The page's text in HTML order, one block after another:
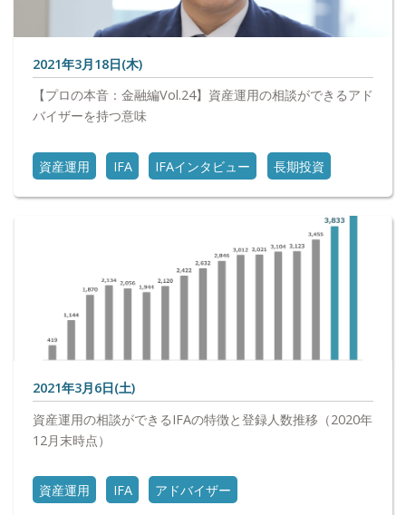
2021年3月18日(木)
【プロの本音：金融編Vol.24】資産運用の相談ができるアド
バイザーを持つ意味
資産運用 IFA IFAインタビュー 長期投資
2021年3月6日(土)
資産運用の相談ができるIFAの特徴と登録人数推移（2020年
12月末時点）
資産運用 IFA アドバイザー